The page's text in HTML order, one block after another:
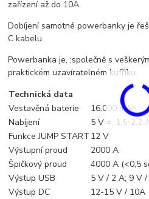
zařízení až do 10A.
Dobíjení samotné powerbanky je
C kabelu.
Powerbanka je, ;společně s
praktickém uzavíratelném kufříku.
Technická data
Vestavěná baterie
16.000 mAh
Nabíjení
5 V =; 1,5-2,2
Funkce JUMP START 12 V
Výstupní proud
2000 A
Špičkový proud
4000 A (<0,5
Výstup USB
5 V / 2 A; 9 V
Výstup DC
12-15 V / 10A